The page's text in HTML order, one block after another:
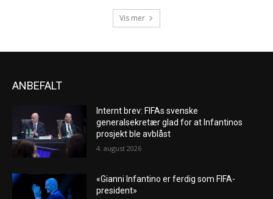
Vis mer
ANBEFALT
Internt brev: FIFAs svenske
generalsekretær glad for at Infantinos
prosjekt ble avblåst
4. august 2026
«Gianni Infantino er ferdig som FIFA-
president»